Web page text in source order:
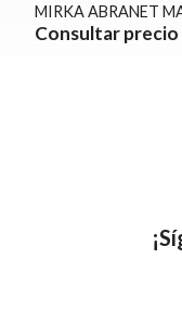
MIRKA ABRANET
Consultar precio